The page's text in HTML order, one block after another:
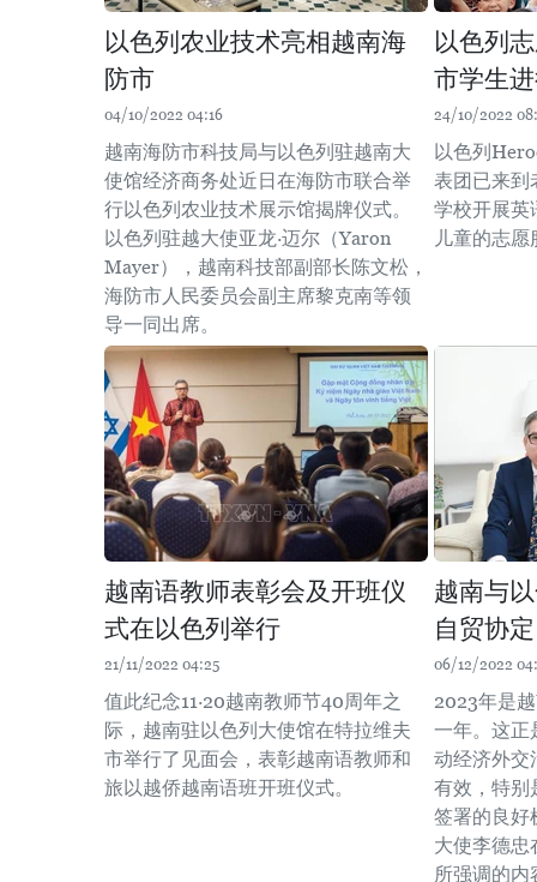
以色列农业技术亮相越南海
防市
04/10/2022 04:16
越南海防市科技局与以色列驻越南大
使馆经济商务处近日在海防市联合举
行以色列农业技术展示馆揭牌仪式。
以色列驻越大使亚龙·迈尔（Yaron
Mayer），越南科技部副部长陈文松，
海防市人民委员会副主席黎克南等领
导一同出席。
以色列
市学生
24/10/2022
以色列
表团已来到
学校开展英
儿童的志
越南语教师表彰会及开班仪
式在以色列举行
21/11/2022 04:25
值此纪念11·20越南教师节40周年之
际，越南驻以色列大使馆在特拉维夫
市举行了见面会，表彰越南语教师和
旅以越侨越南语班开班仪式。
越南与
自贸协定
06/12/2022
2023年是
一年。这正
动经济外交
有效，特别
签署的良好
大使李德忠
所强调的内